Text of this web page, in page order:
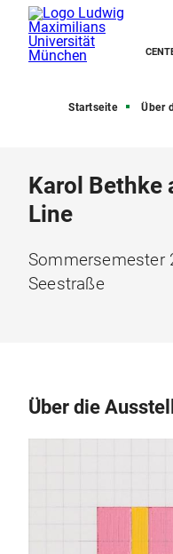
Startseite Über
Karol Bethke
Line
Sommersemester
Seestraße
Über die